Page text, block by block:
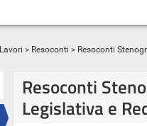
Lavori > Resoconti > Resoconti
Resoconti
Legislativa e